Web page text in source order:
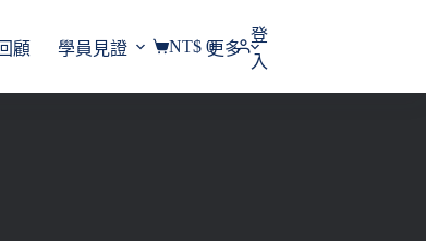
顧 學員見證 更多
購
NT$0
登
入